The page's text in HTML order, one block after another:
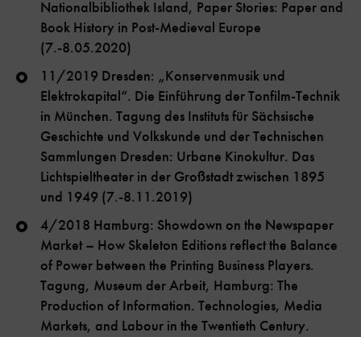
Nationalbibliothek Island, Paper Stories: Paper and
Book History in Post-Medieval Europe
(7.-8.05.2020)
11/2019 Dresden: „Konservenmusik und
Elektrokapital“. Die Einführung der Tonfilm-Technik
in München. Tagung des Instituts für Sächsische
Geschichte und Volkskunde und der Technischen
Sammlungen Dresden: Urbane Kinokultur. Das
Lichtspieltheater in der Großstadt zwischen 1895
und 1949 (7.-8.11.2019)
4/2018 Hamburg: Showdown on the Newspaper
Market – How Skeleton Editions reflect the Balance
of Power between the Printing Business Players.
Tagung, Museum der Arbeit, Hamburg: The
Production of Information. Technologies, Media
Markets, and Labour in the Twentieth Century.